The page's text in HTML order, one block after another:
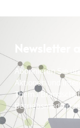
Abonnieren Sie
Aktionen und
Thema
Betriebsmedizin in